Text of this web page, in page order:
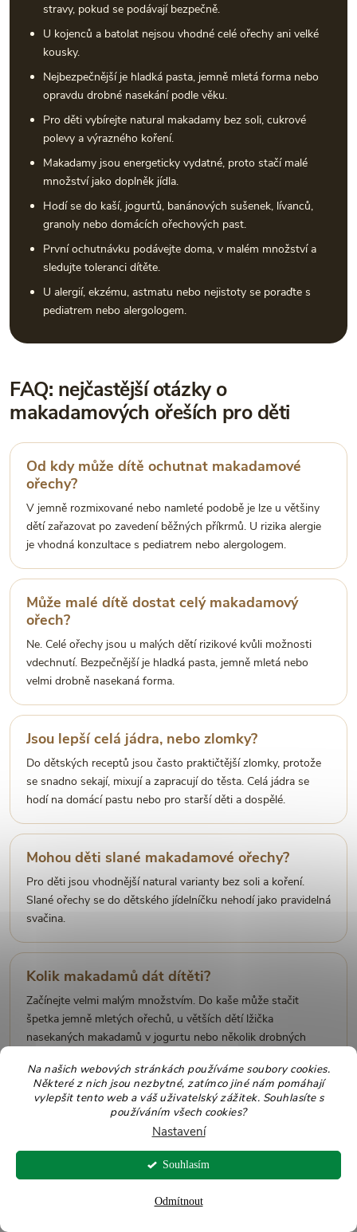
Na našich webových stránkách používáme soubory cookies.
Některé z nich jsou nezbytné, zatímco jiné nám pomáhají
vylepšit tento web a váš uživatelský zážitek. Souhlasíte s
používáním všech cookies?
Nastavení
Odmítnout
Souhlasím
stravy, pokud se podávají bezpečně.
U kojenců a batolat nejsou vhodné celé ořechy ani velké
kousky.
Nejbezpečnější je hladká pasta, jemně mletá forma nebo
opravdu drobné nasekání podle věku.
Pro děti vybírejte natural makadamy bez soli, cukrové
polevy a výrazného koření.
Makadamy jsou energeticky vydatné, proto stačí malé
množství jako doplněk jídla.
Hodí se do kaší, jogurtů, banánových sušenek, lívanců,
granoly nebo domácích ořechových past.
První ochutnávku podávejte doma, v malém množství a
sledujte toleranci dítěte.
U alergií, ekzému, astmatu nebo nejistoty se poraďte s
pediatrem nebo alergologem.
FAQ: nejčastější otázky o
makadamových ořeších pro děti
Od kdy může dítě ochutnat makadamové
ořechy?
V jemně rozmixované nebo namleté podobě je lze u většiny
dětí zařazovat po zavedení běžných příkrmů. U rizika alergie
je vhodná konzultace s pediatrem nebo alergologem.
Může malé dítě dostat celý makadamový
ořech?
Ne. Celé ořechy jsou u malých dětí rizikové kvůli možnosti
vdechnutí. Bezpečnější je hladká pasta, jemně mletá nebo
velmi drobně nasekaná forma.
Jsou lepší celá jádra, nebo zlomky?
Do dětských receptů jsou často praktičtější zlomky, protože
se snadno sekají, mixují a zapracují do těsta. Celá jádra se
hodí na domácí pastu nebo pro starší děti a dospělé.
Mohou děti slané makadamové ořechy?
Pro děti jsou vhodnější natural varianty bez soli a koření.
Slané ořechy se do dětského jídelníčku nehodí jako pravidelná
svačina.
Kolik makadamů dát dítěti?
Začínejte velmi malým množstvím. Do kaše může stačit
špetka jemně mletých ořechů, u větších dětí lžička
nasekaných makadamů v jogurtu nebo několik drobných
Hodí se makadamové ořechy do dětské kaše?
Ano, pokud jsou velmi jemně namleté nebo rozmixované a